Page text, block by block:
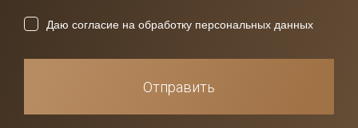
Даю согласие на обработку персональных данных
Отправить